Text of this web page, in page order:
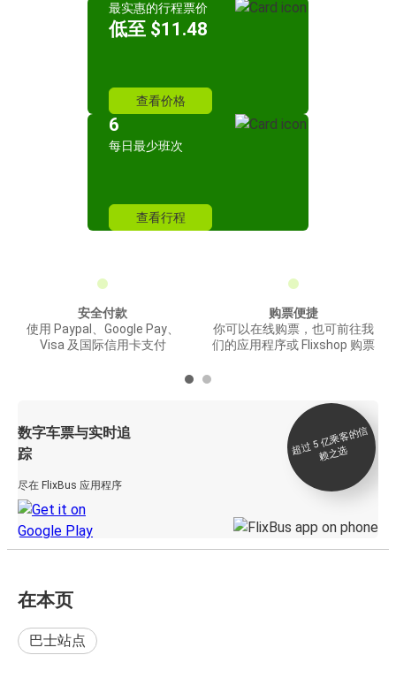
最实惠的行程票价
低至 $11.48
查看价格
6
每日最少班次
查看行程
安全付款
使用 Paypal、Google Pay、
Visa 及国际信用卡支付
购票便捷
你可以在线购票，也可前往我
们的应用程序或 Flixshop 购票
数字车票与实时追
踪
尽在 FlixBus 应用程序
超
过 5
亿
乘
客
的
信
赖
之
选
在本页
巴士站点